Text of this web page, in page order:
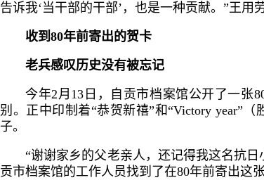
告诉我‘当干部的干部’，也是一种贡献。”王用
收到80年前寄出的贺卡
老兵感叹历史没有被忘记
今年2月13日，自贡市档案馆公开了一张
别。正中印制着“恭贺新禧”和“Victory year”
子。
“谢谢家乡的父老亲人，还记得我这名抗
贡市档案馆的工作人员找到了在80年前寄出这